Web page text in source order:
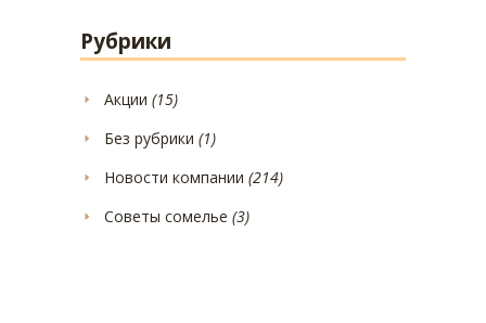
Рубрики
Акции (15)
Без рубрики (1)
Новости компании (214)
Советы сомелье (3)